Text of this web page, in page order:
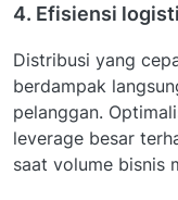
4. Efisiensi
Distribusi yang
berdampak
pelanggan.
leverage besar
saat volume bisnis